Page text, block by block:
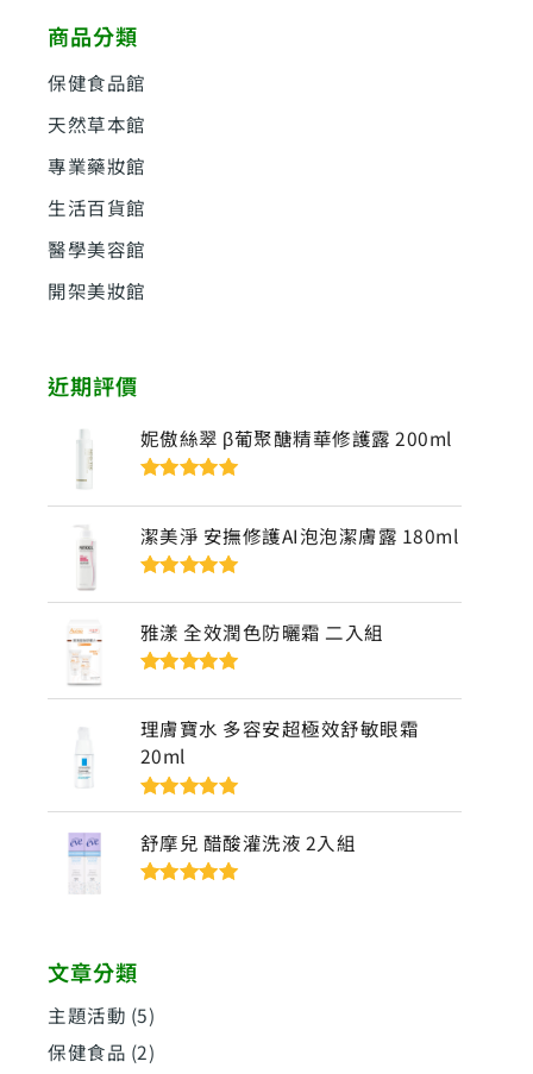
字
:
商品分類
保健食品館
天然草本館
專業藥妝館
生活百貨館
醫學美容館
開架美妝館
近期評價
妮傲絲翠 β葡聚醣精華修護露 200ml
5
潔美淨 安撫修護AI泡泡潔膚露 180ml
5
雅漾 全效潤色防曬霜 二入組
5
理膚寶水 多容安超極效舒敏眼霜
20ml
評分5滿分
舒摩兒 醋酸灌洗液 2入組
文章分類
主題活動 (5)
保健食品 (2)